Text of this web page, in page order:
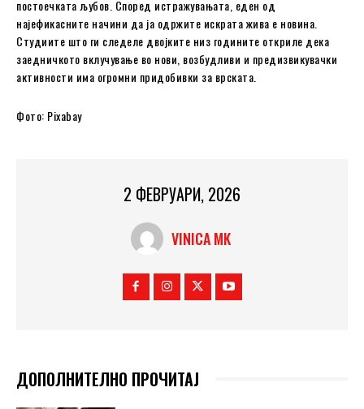
постоечката љубов. Според истражувањата, еден од
најефикасните начини да ја одржите искрата жива е новина.
Студиите што ги следеле двојките низ годините откриле дека
заедничкото вклучување во нови, возбудливи и предизвикувачки
активности има огромни придобивки за врската.
Фото: Pixabay
2 ФЕВРУАРИ, 2026
VINICA MK
ДОПОЛНИТЕЛНО ПРОЧИТАЈ